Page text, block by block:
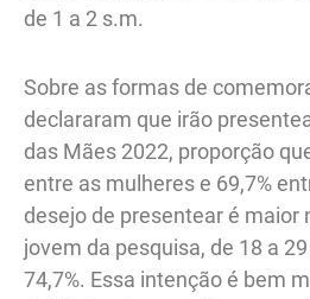
de 1 a 2 s.m.
Sobre as formas de
declararam que irão
das Mães 2022, proporção
entre as mulheres e 69,7%
desejo de presentear é maior
jovem da pesquisa, de 18 a
74,7%. Essa intenção é bem